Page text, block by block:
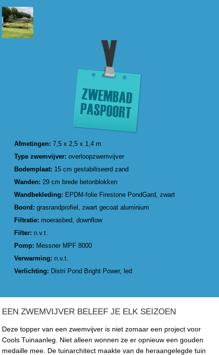
Afmetingen:7,5 x 2,5 x 1,4 m
Type zwemvijver:overloopzwemvijver
Bodemplaat: 15 cm gestabiliseerd zand
Wanden: 29 cm brede betonblokken
Wandbekleding: EPDM-folie Firestone PondGard, zwart
Boord:grasrandprofiel, zwart gecoat aluminium
Filtratie: moerasbed, downflow
Filter: n.v.t.
Pomp: Messner MPF 8000
Verwarming: n.v.t.
Verlichting: Distri Pond Bright Power, led
EEN ZWEMVIJVER BELEEF JE ELK SEIZOEN
Deze topper van een zwemvijver is niet zomaar een project voor
Cools Tuinaanleg. Niet alleen wonnen ze er opnieuw een gouden
medaille mee. De tuinarchitect maakte van de heraangelegde tuin